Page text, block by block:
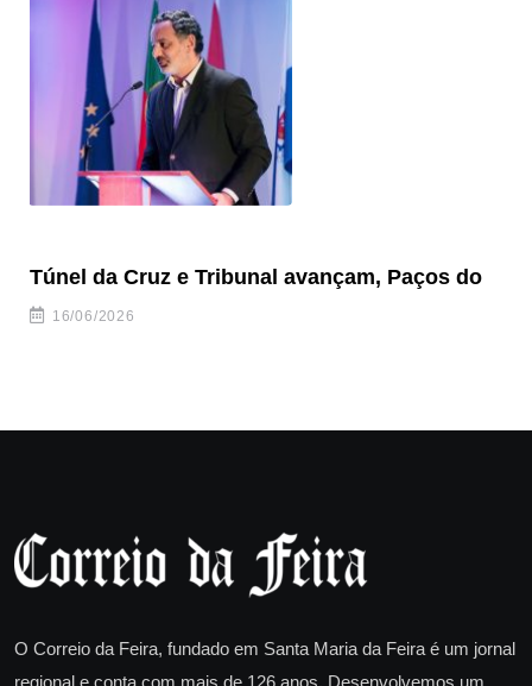
Túnel da Cruz e Tribunal avançam, Paços do
16/06/2026
O Correio da Feira, fundado em Santa Maria da Feira é um jornal
regional e conta com mais de 126 anos. Desenvolvemos um